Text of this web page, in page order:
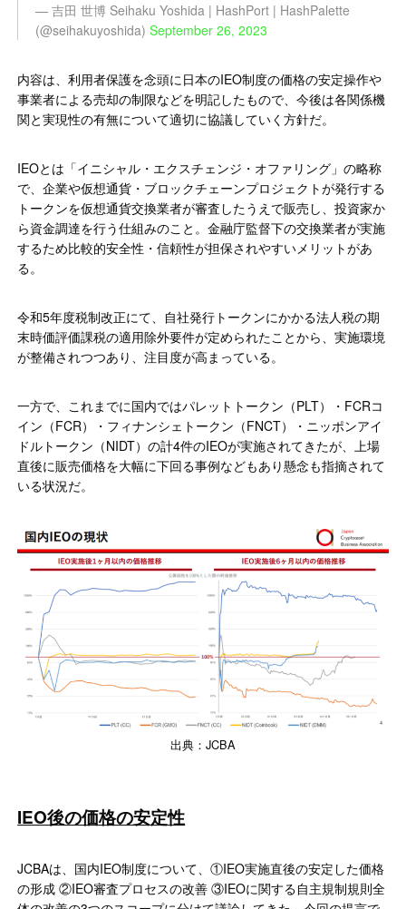
— 吉田 世博 Seihaku Yoshida | HashPort | HashPalette
(@seihakuyoshida)September 26, 2023
内容は、利用者保護を念頭に日本のIEO制度の価格の安定操作や
事業者による売却の制限などを明記したもので、今後は各関係機
関と実現性の有無について適切に協議していく方針だ。
IEOとは「イニシャル・エクスチェンジ・オファリング」の略称
で、企業や仮想通貨・ブロックチェーンプロジェクトが発行する
トークンを仮想通貨交換業者が審査したうえで販売し、投資家か
ら資金調達を行う仕組みのこと。金融庁監督下の交換業者が実施
するため比較的安全性・信頼性が担保されやすいメリットがあ
る。
令和5年度税制改正にて、自社発行トークンにかかる法人税の期
末時価評価課税の適用除外要件が定められたことから、実施環境
が整備されつつあり、注目度が高まっている。
一方で、これまでに国内ではパレットトークン（PLT）・FCRコ
イン（FCR）・フィナンシェトークン（FNCT）・ニッポンアイ
ドルトークン（NIDT）の計4件のIEOが実施されてきたが、上場
直後に販売価格を大幅に下回る事例などもあり懸念も指摘されて
いる状況だ。
出典：JCBA
IEO後の価格の安定性
JCBAは、国内IEO制度について、①IEO実施直後の安定した価格
の形成 ②IEO審査プロセスの改善 ③IEOに関する自主規制規則全